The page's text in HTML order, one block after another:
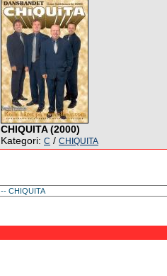
CHIQUITA (2000)
Kategori: C / CHIQUITA